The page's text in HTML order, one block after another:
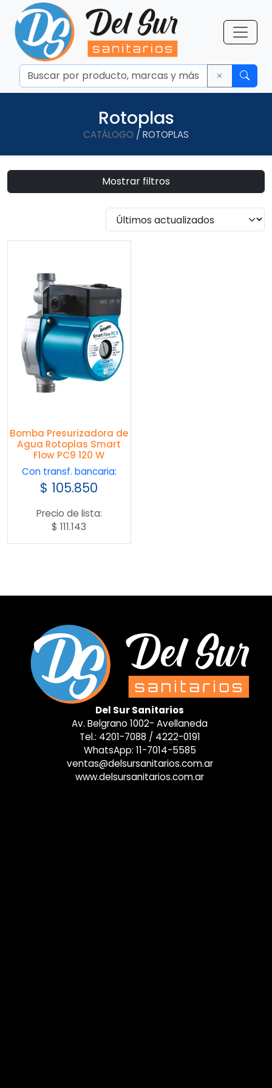
Rotoplas
CATÁLOGO / ROTOPLAS
Mostrar filtros
Bomba Presurizadora de
Agua Rotoplas Smart
Flow PC9 120 W
Con transf. bancaria:
$ 105.850
Precio de lista:
$ 111.143
Del Sur Sanitarios
Av. Belgrano 1002- Avellaneda
Tel.: 4201-7088 / 4222-0191
WhatsApp: 11-7014-5585
ventas@delsursanitarios.com.ar
www.delsursanitarios.com.ar